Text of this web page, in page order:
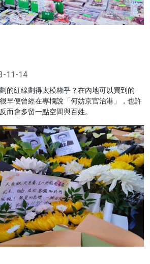
11-14
的紅線劃得太模糊乎？在內地可以買到的
早便曾經在專欄說「何妨京官治港」，也許
而會多留一點空間與百姓。